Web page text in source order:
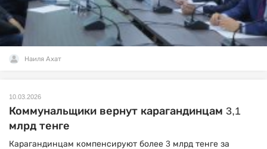
Наиля Ахат
10.03.2026
Коммунальщики вернут карагандинцам 3,1
млрд тенге
Карагандинцам компенсируют более 3 млрд тенге за